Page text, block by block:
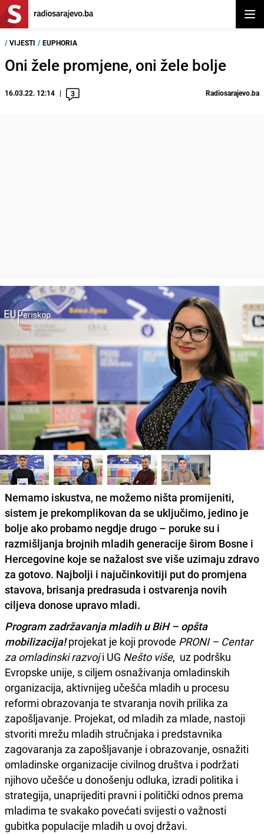
/ VIJESTI / EUPHORIA
Oni žele promjene, oni žele bolje
16.03.22. 12:14 3 Radiosarajevo.ba
Nemamo iskustva, ne možemo ništa promijeniti,
sistem je prekomplikovan da se uključimo, jedino je
bolje ako probamo negdje drugo – poruke su i
razmišljanja brojnih mladih generacije širom Bosne i
Hercegovine koje se nažalost sve više uzimaju zdravo
za gotovo. Najbolji i najučinkovitiji put do promjena
stavova, brisanja predrasuda i ostvarenja novih
ciljeva donose upravo mladi.
Program zadržavanja mladih u BiH – opšta
mobilizacija! projekat je koji provode PRONI – Centar
za omladinski razvoji UG Nešto više, uz podršku
Evropske unije, s ciljem osnaživanja omladinskih
organizacija, aktivnijeg učešća mladih u procesu
reformi obrazovanja te stvaranja novih prilika za
zapošljavanje. Projekat, od mladih za mlade, nastoji
stvoriti mrežu mladih stručnjaka i predstavnika
zagovaranja za zapošljavanje i obrazovanje, osnažiti
omladinske organizacije civilnog društva i podržati
njihovo učešće u donošenju odluka, izradi politika i
strategija, unaprijediti pravni i politički odnos prema
mladima te svakako povećati svijesti o važnosti
gubitka populacije mladih u ovoj državi.